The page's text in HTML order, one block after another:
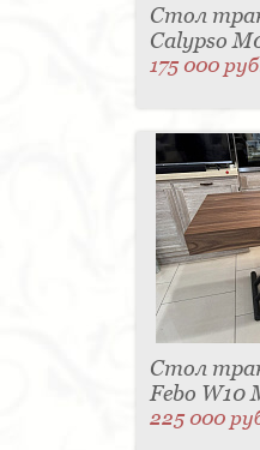
Стол
Calypso
175 000
Стол
Febo W10
225 000